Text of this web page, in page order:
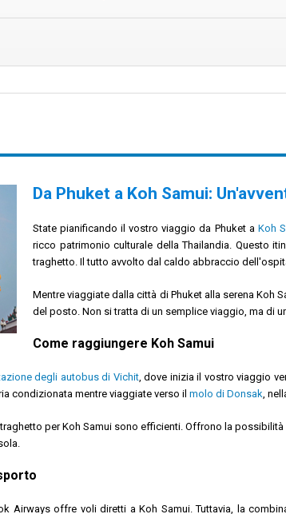
Da Phuket a Koh Samui:
State pianificando il vostro viaggio da Phuket a Koh
ricco patrimonio culturale della Thailandia. Questo
traghetto. Il tutto avvolto dal caldo abbraccio
Mentre viaggiate dalla città di Phuket alla serena Koh
del posto. Non si tratta di un semplice viaggio, ma di
Come raggiungere Koh Samui
degli autobus di Vichit, dove inizia il vostro viaggio
condizionata mentre viaggiate verso il molo di Donsak ,
per Koh Samui sono efficienti. Offrono la
Airways offre voli diretti a Koh Samui. Tuttavia, la